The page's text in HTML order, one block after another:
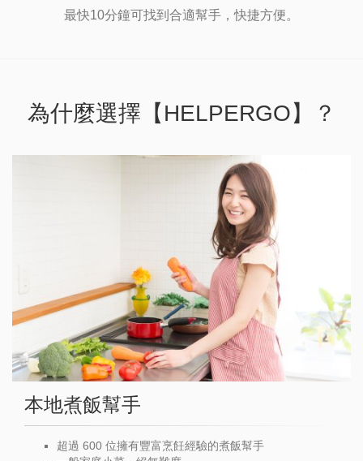
最快10分鐘可找到合適幫手，快捷方便。
為什麼選擇【HELPERGO】？
本地煮飯幫手
超過 600 位擁有豐富烹飪經驗的煮飯幫手